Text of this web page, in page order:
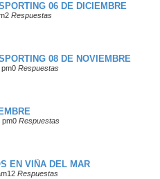
06 DE DICIEMBRE
2 Respuestas
08 DE NOVIEMBRE
pm0 Respuestas
pm0 Respuestas
EN VIÑA DEL MAR
12 Respuestas